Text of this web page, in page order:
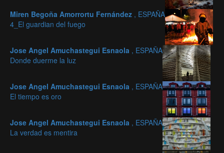
Miren Begoña Amorrortu Fernández , ESPAÑA
4_El guardian del fuego
Jose Angel Amuchastegui Esnaola , ESPAÑA
Donde duerme la luz
Jose Angel Amuchastegui Esnaola , ESPAÑA
El tiempo es oro
Jose Angel Amuchastegui Esnaola , ESPAÑA
La verdad es mentira